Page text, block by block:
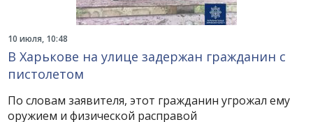
10 июля, 10:48
В Харькове на улице задержан гражданин с
пистолетом
По словам заявителя, этот гражданин угрожал ему
оружием и физической расправой